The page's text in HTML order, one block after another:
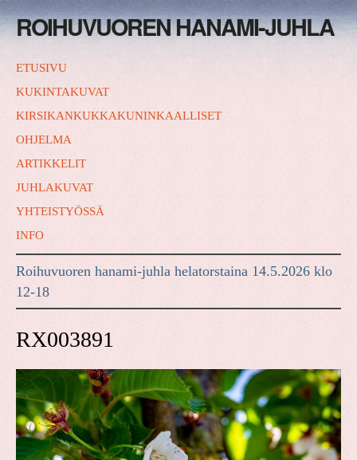
ROIHUVUOREN HANAMI-JUHLA
ETUSIVU
KUKINTAKUVAT
KIRSIKANKUKKAKUNINKAALLISET
OHJELMA
ARTIKKELIT
JUHLAKUVAT
YHTEISTYÖSSÄ
INFO
Roihuvuoren hanami-juhla helatorstaina 14.5.2026 klo
12-18
RX003891